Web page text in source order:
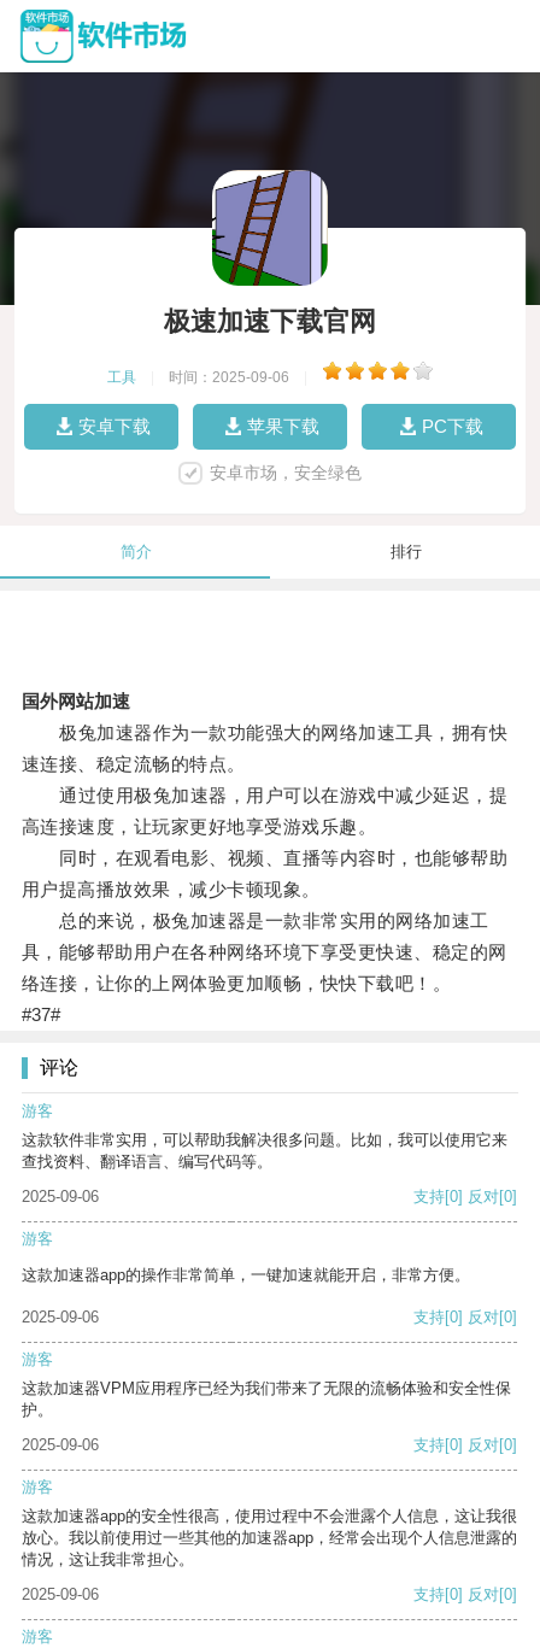
极速加速下载官网
工具 时间：2025-09-06
安卓下载 苹果下载 PC下载
安卓市场，安全绿色
简介 排行
国外网站加速
极兔加速器作为一款功能强大的网络加速工具，拥有快
速连接、稳定流畅的特点。
通过使用极兔加速器，用户可以在游戏中减少延迟，提
高连接速度，让玩家更好地享受游戏乐趣。
同时，在观看电影、视频、直播等内容时，也能够帮助
用户提高播放效果，减少卡顿现象。
总的来说，极兔加速器是一款非常实用的网络加速工
具，能够帮助用户在各种网络环境下享受更快速、稳定的网
络连接，让你的上网体验更加顺畅，快快下载吧！。
#37#
评论
游客
这款软件非常实用，可以帮助我解决很多问题。比如，我可以使用它来
查找资料、翻译语言、编写代码等。
2025-09-06
支持[0] 反对[0]
游客
这款加速器app的操作非常简单，一键加速就能开启，非常方便。
2025-09-06 支持[0] 反对[0]
游客
这款加速器VPM应用程序已经为我们带来了无限的流畅体验和安全性保
护。
2025-09-06
支持[0] 反对[0]
游客
这款加速器app的安全性很高，使用过程中不会泄露个人信息，这让我很
放心。我以前使用过一些其他的加速器app，经常会出现个人信息泄露的
情况，这让我非常担心。
2025-09-06
支持[0] 反对[0]
游客